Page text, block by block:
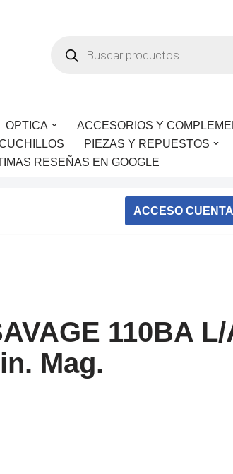
OPTICA
ACCESORIOS Y
PIEZAS Y REPUESTOS
RESEÑAS EN GOOGLE
ACCESO CUENTA
110BA L/
Mag.